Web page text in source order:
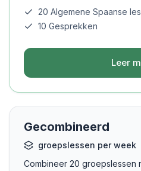
20 Algemene Spaanse
10 Gesprekken
Leer
Gecombineerd
groepslessen per week
Combineer 20 groepslessen